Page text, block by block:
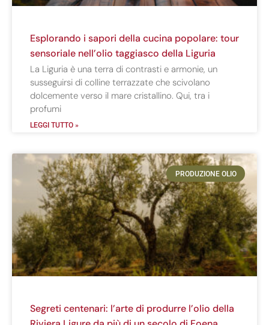
Esplorando i sapori della cucina popolare: tour
sensoriale nell’olio taggiasco della Liguria
La Liguria è una terra di contrasti e armonie, un
susseguirsi di colline terrazzate che scivolano
dolcemente verso il mare cristallino. Qui, tra i
profumi
LEGGI TUTTO »
PRODUZIONE OLIO
Segreti centenari: l’arte di produrre l’olio della